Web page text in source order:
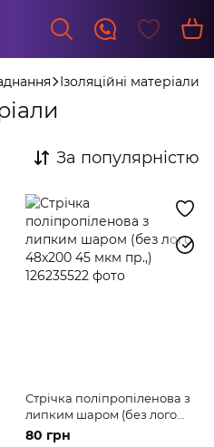
Ізоляційні матеріали
За популярністю
Стрічка поліпропіленова з
липким шаром (без лого
48х200 45 мкм пр.,)
80 грн